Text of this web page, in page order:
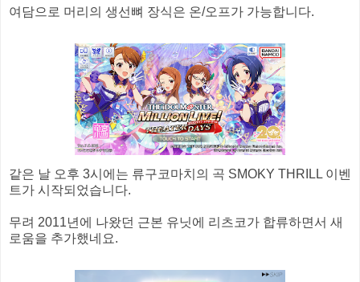
여담으로 머리의 생선뼈 장식은 온/오프가 가능합니다.
같은 날 오후 3시에는 류구코마치의 곡 SMOKY THRILL 이벤
트가 시작되었습니다.
무려 2011년에 나왔던 근본 유닛에 리츠코가 합류하면서 새
로움을 추가했네요.